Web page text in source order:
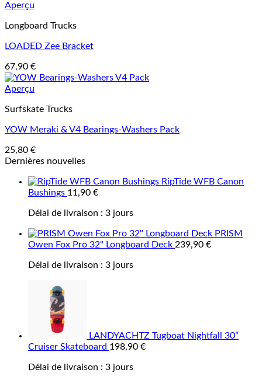
Aperçu
Longboard Trucks
LOADED Zee Bracket
67,90 €
Aperçu
Surfskate Trucks
YOW Meraki & V4 Bearings-Washers Pack
25,80 €
Dernières nouvelles
RipTide WFB Canon
Bushings 11,90 €
Délai de livraison : 3 jours
PRISM
Owen Fox Pro 32" Longboard Deck 239,90 €
Délai de livraison : 3 jours
LANDYACHTZ Tugboat Nightfall 30”
Cruiser Skateboard 198,90 €
Délai de livraison : 3 jours